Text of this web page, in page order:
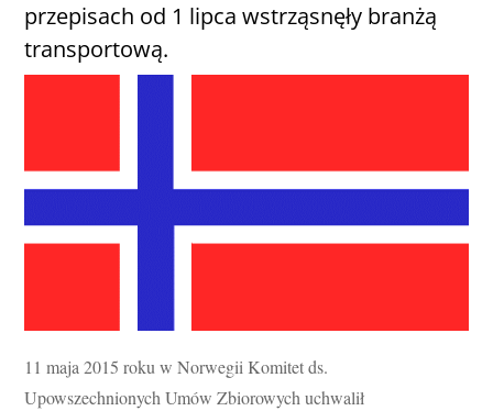
przepisach od 1 lipca wstrząsnęły branżą
transportową.
11 maja 2015 roku w Norwegii Komitet ds.
Upowszechnionych Umów Zbiorowych uchwalił